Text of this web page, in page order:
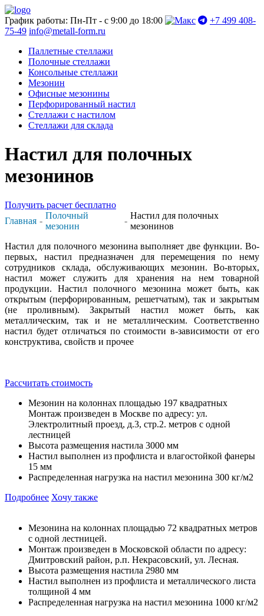
График работы: Пн-Пт - с 9:00 до 18:00
+7 499 408-
75-49 info@metall-form.ru
Паллетные стеллажи
Полочные стеллажи
Консольные стеллажи
Мезонин
Офисные мезонины
Перфорированный настил
Стеллажи с настилом
Стеллажи для склада
Настил для полочных
мезонинов
Получить расчет бесплатно
Главная
Полочный
мезонин
Настил для полочных
мезонинов
Настил для полочного мезонина выполняет две функции. Во-
первых, настил предназначен для перемещения по нему
сотрудников склада, обслуживающих мезонин. Во-вторых,
настил может служить для хранения на нем товарной
продукции. Настил полочного мезонина может быть, как
открытым (перфорированным, решетчатым), так и закрытым
(не проливным). Закрытый настил может быть, как
металлическим, так и не металлическим. Соответственно
настил будет отличаться по стоимости в-зависимости от его
конструктива, свойств и прочее
Рассчитать стоимость
Мезонин на колоннах площадью 197 квадратных
Монтаж произведен в Москве по адресу: ул.
Электролитный проезд, д.3, стр.2. метров с одной
лестницей
Высота размещения настила 3000 мм
Настил выполнен из профлиста и влагостойкой фанеры
15 мм
Распределенная нагрузка на настил мезонина 300 кг/м2
Подробнее Хочу также
Мезонина на колоннах площадью 72 квадратных метров
с одной лестницей.
Монтаж произведен в Московской области по адресу:
Дмитровский район, р.п. Некрасовский, ул. Лесная.
Высота размещения настила 2980 мм
Настил выполнен из профлиста и металлического листа
толщиной 4 мм
Распределенная нагрузка на настил мезонина 1000 кг/м2